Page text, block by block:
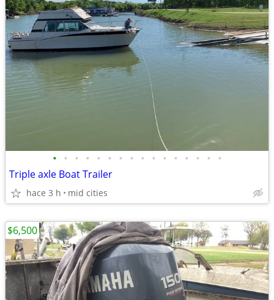
• • • • • • • • • • • • • • • •
Triple axle Boat Trailer
hace 3 h mid cities
$6,500